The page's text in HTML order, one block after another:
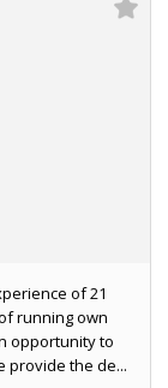
of 21
running own
opportunity to
provide the de...